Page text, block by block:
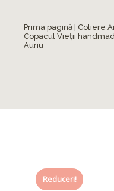
Prima pagină Coliere
Copacul Vieții
Auriu
Reduceri!